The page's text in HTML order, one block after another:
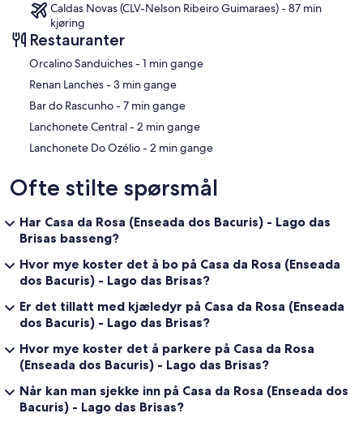
Caldas Novas (CLV-Nelson Ribeiro Guimaraes) - 87 min
kjøring
Restauranter
‪Orcalino Sanduiches - ‬1 min gange
‪Renan Lanches - ‬3 min gange
‪Bar do Rascunho - ‬7 min gange
‪Lanchonete Central - ‬2 min gange
‪Lanchonete Do Ozélio - ‬2 min gange
Ofte stilte spørsmål
Har Casa da Rosa (Enseada dos Bacuris) - Lago das
Brisas basseng?
Hvor mye koster det å bo på Casa da Rosa (Enseada
dos Bacuris) - Lago das Brisas?
Er det tillatt med kjæledyr på Casa da Rosa (Enseada
dos Bacuris) - Lago das Brisas?
Hvor mye koster det å parkere på Casa da Rosa
(Enseada dos Bacuris) - Lago das Brisas?
Når kan man sjekke inn på Casa da Rosa (Enseada dos
Bacuris) - Lago das Brisas?